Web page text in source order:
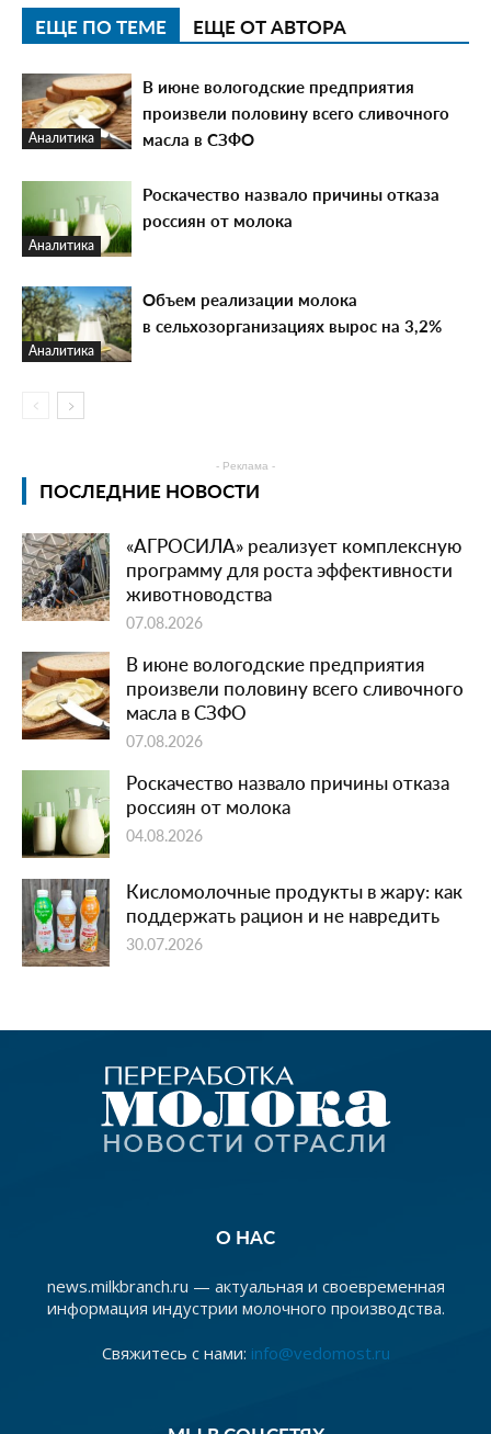
ЕЩЕ ПО ТЕМЕ ЕЩЕ ОТ АВТОРА
Аналитика
В июне вологодские предприятия
произвели половину всего сливочного
масла в СЗФО
Аналитика
Роскачество назвало причины отказа
россиян от молока
Аналитика
Объем реализации молока
в сельхозорганизациях вырос на 3,2%
- Реклама -
ПОСЛЕДНИЕ НОВОСТИ
«АГРОСИЛА» реализует комплексную
программу для роста эффективности
животноводства
07.08.2026
В июне вологодские предприятия
произвели половину всего сливочного
масла в СЗФО
07.08.2026
Роскачество назвало причины отказа
россиян от молока
04.08.2026
Кисломолочные продукты в жару: как
поддержать рацион и не навредить
30.07.2026
О НАС
news.milkbranch.ru — актуальная и своевременная
информация индустрии молочного производства.
Свяжитесь с нами: info@vedomost.ru